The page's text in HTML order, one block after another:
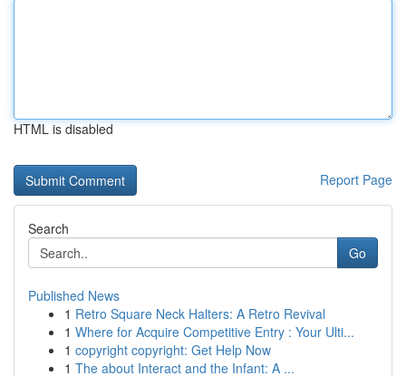
HTML is disabled
Report Page
Search
Go
Published News
1 Retro Square Neck Halters: A Retro Revival
1 Where for Acquire Competitive Entry : Your Ulti...
1 copyright copyright: Get Help Now
1 The about Interact and the Infant: A ...